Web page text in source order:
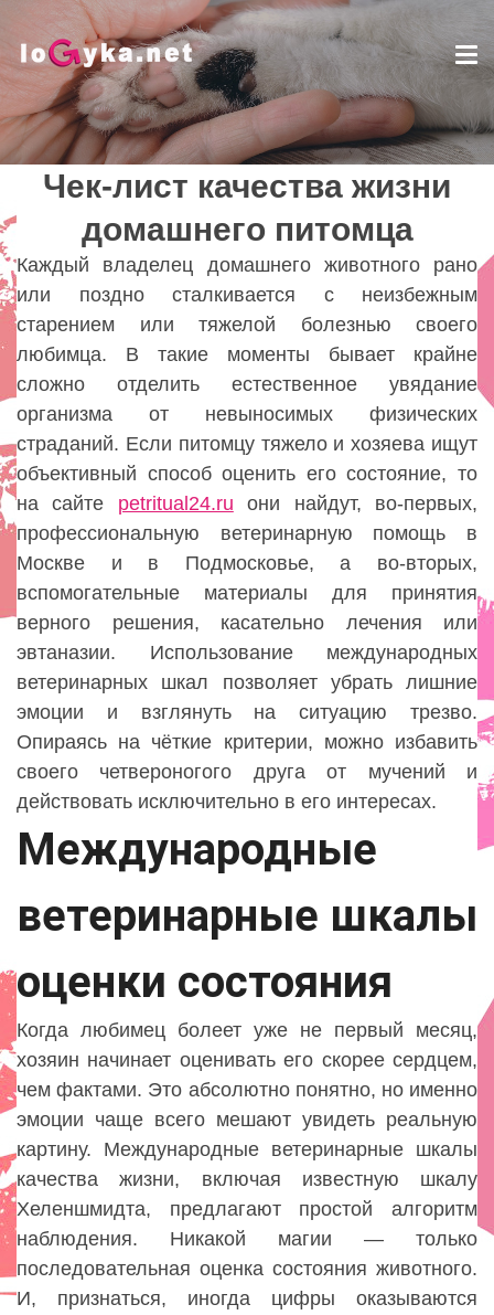
Чек-лист качества жизни
домашнего питомца
Lady
Чек-лист качества жизни
домашнего питомца
Каждый владелец домашнего животного рано
или поздно сталкивается с неизбежным
старением или тяжелой болезнью своего
любимца. В такие моменты бывает крайне
сложно отделить естественное увядание
организма от невыносимых физических
страданий. Если питомцу тяжело и хозяева ищут
объективный способ оценить его состояние, то
на сайте petritual24.ru они найдут, во-первых,
профессиональную ветеринарную помощь в
Москве и в Подмосковье, а во-вторых,
вспомогательные материалы для принятия
верного решения, касательно лечения или
эвтаназии. Использование международных
ветеринарных шкал позволяет убрать лишние
эмоции и взглянуть на ситуацию трезво.
Опираясь на чёткие критерии, можно избавить
своего четвероногого друга от мучений и
действовать исключительно в его интересах.
Международные
ветеринарные шкалы
оценки состояния
Когда любимец болеет уже не первый месяц,
хозяин начинает оценивать его скорее сердцем,
чем фактами. Это абсолютно понятно, но именно
эмоции чаще всего мешают увидеть реальную
картину. Международные ветеринарные шкалы
качества жизни, включая известную шкалу
Хеленшмидта, предлагают простой алгоритм
наблюдения. Никакой магии — только
последовательная оценка состояния животного.
И, признаться, иногда цифры оказываются